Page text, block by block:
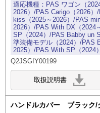
PAS ワゴン（
2026）/PAS Carigo（2026
kiss（2025～2026）/PAS
2026）/PAS With DX（2024
SP（2024）/PAS Babby un
準装備モデル（2024）/PAS
2025）/PAS With SP（2024
Q2JSGIY00199
ハンドルカバー ブラック